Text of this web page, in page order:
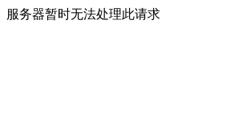
服务器暂时无法处理此请求